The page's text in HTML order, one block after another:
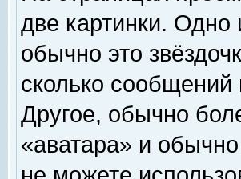
две картинки. Одно
обычно это
сколько
Другое, обычно
«аватара» и